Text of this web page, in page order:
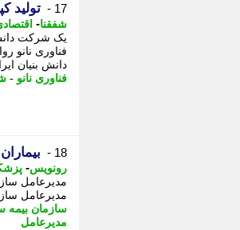
17 - تولید
شفقنا-
یک شرکت دانش
فناوری نانو
دانش بنیان
فناوری نانو -
18 -
رونویس-
مدیرعامل
مدیرعامل
سازمان بیمه
مدیرعامل